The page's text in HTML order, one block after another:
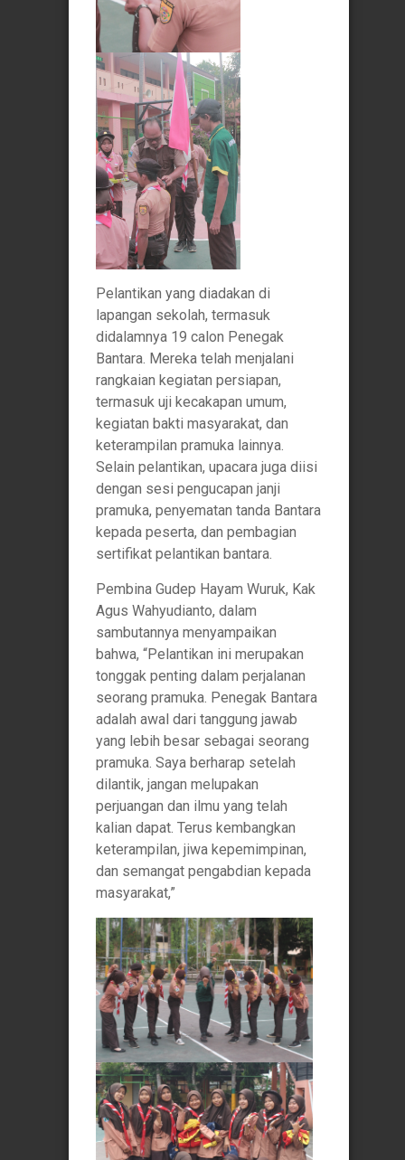
Pelantikan yang diadakan di
lapangan sekolah, termasuk
didalamnya 19 calon Penegak
Bantara. Mereka telah menjalani
rangkaian kegiatan persiapan,
termasuk uji kecakapan umum,
kegiatan bakti masyarakat, dan
keterampilan pramuka lainnya.
Selain pelantikan, upacara juga diisi
dengan sesi pengucapan janji
pramuka, penyematan tanda Bantara
kepada peserta, dan pembagian
sertifikat pelantikan bantara.
Pembina Gudep Hayam Wuruk, Kak
Agus Wahyudianto, dalam
sambutannya menyampaikan
bahwa, “Pelantikan ini merupakan
tonggak penting dalam perjalanan
seorang pramuka. Penegak Bantara
adalah awal dari tanggung jawab
yang lebih besar sebagai seorang
pramuka. Saya berharap setelah
dilantik, jangan melupakan
perjuangan dan ilmu yang telah
kalian dapat. Terus kembangkan
keterampilan, jiwa kepemimpinan,
dan semangat pengabdian kepada
masyarakat,”